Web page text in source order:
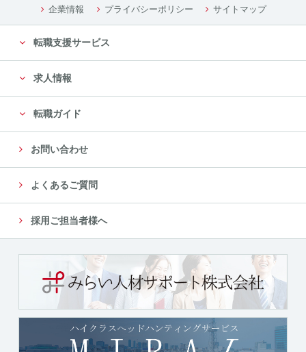
る場合があります。ただし、委託先に開示するお客様
の個人情報は、当該業務の委託に必要となる
最小限の個人情報のみとし、かつ使用範囲もその範囲
に限定します。
尚、委託先は、十分な個人情報の保護水準を満たして
いる委託先を選定し、安全管理が図られるよ
う、委託先に対する必要かつ適切な管理監督をいたし
ます。
５．個人情報の第三者への提供について
当社では、収集した個人情報を、以下のいずれかに該
当する場合を除き、いかなる第三者にも提供
または開示いたしません。
（１）法令に基づく場合
（２）人の生命、身体又は財産の保護のために必要が
ある場合であって、本人の同意を得ることが
困難であるとき
（３）公衆衛生の向上又は児童の健全な育成の推進の
ために特に必要がある場合であって、本人の
同意を得ることが困難であるとき
企業情報 プライバシーポリシー サイトマップ
転職支援サービス
求人情報
転職ガイド
お問い合わせ
よくあるご質問
採用ご担当者様へ